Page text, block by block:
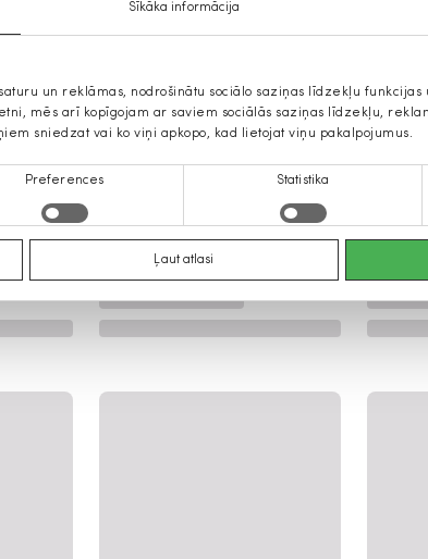
Sīkāka informācija
un reklāmas, nodrošinātu sociālo saziņas līdzekļu funkcijas
mēs arī kopīgojam ar saviem sociālās saziņas līdzekļu,
sniedzat vai ko viņi apkopo, kad lietojat viņu pakalpojumus.
Preferences Statistika
Ļaut atlasi